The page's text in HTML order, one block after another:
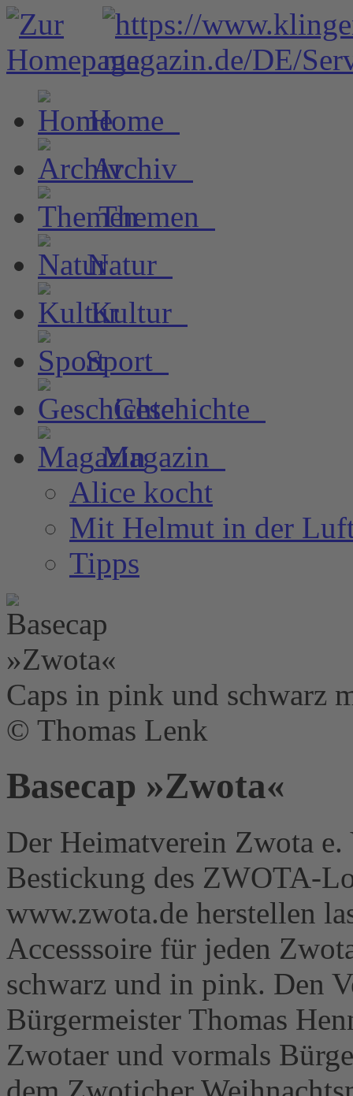
Home
Archiv
Themen
Natur
Kultur
Sport
Geschichte
Magazin
Alice kocht
Mit Helmut in der
Tipps
Caps in pink und schwarz
© Thomas Lenk
Basecap »Zwota«
Der Heimatverein Zwota e.
Bestickung des ZWOTA-
www.zwota.de herstellen
Accesssoire für jeden
schwarz und in pink. Den
Bürgermeister Thomas
Zwotaer und vormals